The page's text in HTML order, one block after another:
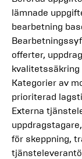
lämnade
bearbetning
offerter,
kvalitetssäkring
Kategorier av
prioriterad
Externa
för skeppning,